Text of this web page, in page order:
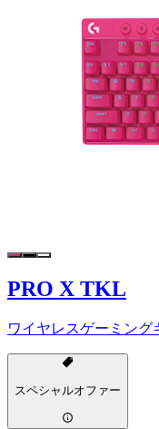
PRO X TKL
ワイヤレスゲーミング
スペシャルオファー